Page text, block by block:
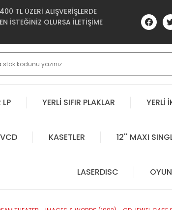
TL ÜZERİ ALIŞVERİŞLERDE
İSTEĞİNİZ OLURSA İLETİŞİME
LP YERLİ SIFIR PLAKLAR YERLİ
VCD KASETLER 12'' MAXI
LASERDISC